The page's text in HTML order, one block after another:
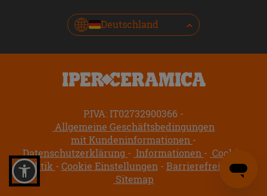
Deutschland
P.IVA: IT02732900366
Allgemeine Geschäftsbedingungen
mit Kundeninformationen
Datenschutzerklärung
Informationen
Cookie-
Politik
Cookie Einstellungen
Barrierefreiheit
Sitemap